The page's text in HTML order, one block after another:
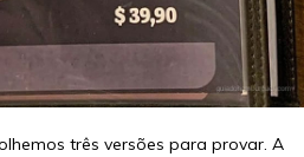
três versões para provar. A